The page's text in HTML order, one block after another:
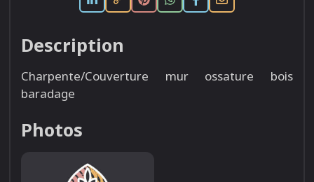
Description
Charpente/Couverture mur ossature bois
baradage
Photos